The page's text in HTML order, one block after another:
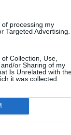
processing my
Targeted Advertising.
Collection, Use,
or Sharing of my
Is Unrelated with
it was collected.
Εδώ Παππάς, εκεί
ο ΣΥΡΙΖΑ και οι